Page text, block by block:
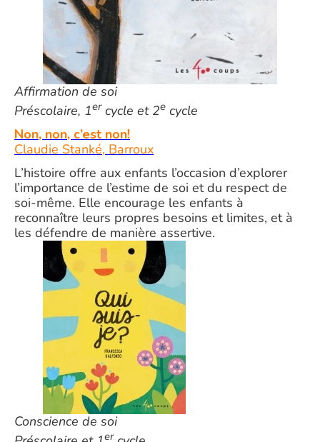
Affirmation de soi
Préscolaire, 1ercycle et 2e cycle
Non, non, c’est non!
Claudie Stanké, Barroux
L’histoire offre aux enfants l’occasion d’explorer
l’importance de l’estime de soi et du respect de
soi-même. Elle encourage les enfants à
reconnaître leurs propres besoins et limites, et à
les défendre de manière assertive.
Conscience de soi
er